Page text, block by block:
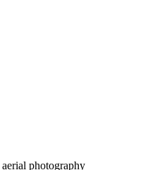
aerial photography